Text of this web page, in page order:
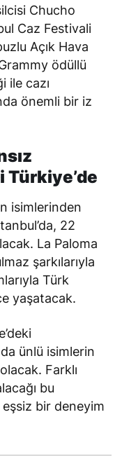
Chucho
Caz Festivali
Açık Hava
ödüllü
ile cazı
önemli bir iz
isimlerinden
22
La Paloma
şarkılarıyla
Türk
yaşatacak.
ünlü isimlerin
Farklı
bu
bir deneyim